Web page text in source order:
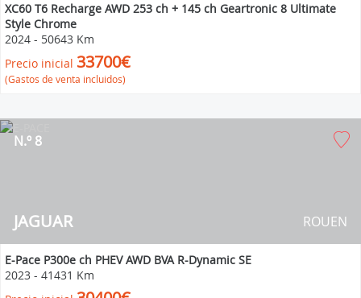
XC60 T6 Recharge AWD 253 ch + 145 ch Geartronic 8 Ultimate
Style Chrome
2024 - 50643 Km
Precio inicial 33700€
(Gastos de venta incluidos)
JAGUAR
N.º 8
ROUEN
E-Pace P300e ch PHEV AWD BVA R-Dynamic SE
2023 - 41431 Km